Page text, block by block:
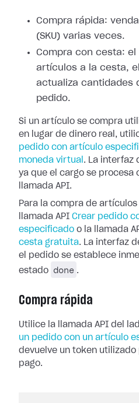
Compra rápida:
(SKU) varias veces.
Compra con cesta: el
artículos a la cesta,
actualiza cantidades
pedido.
Si un artículo se compra
en lugar de dinero real,
pedido con artículo
moneda virtual . La interfaz
ya que el cargo se procesa
llamada API.
Para la compra de
llamada API Crear pedido
especificado o la llamada
cesta gratuita. La interfaz
el pedido se establece
estado
done .
Compra rápida
Utilice la llamada API del
un pedido con un artículo
devuelve un token
pago.